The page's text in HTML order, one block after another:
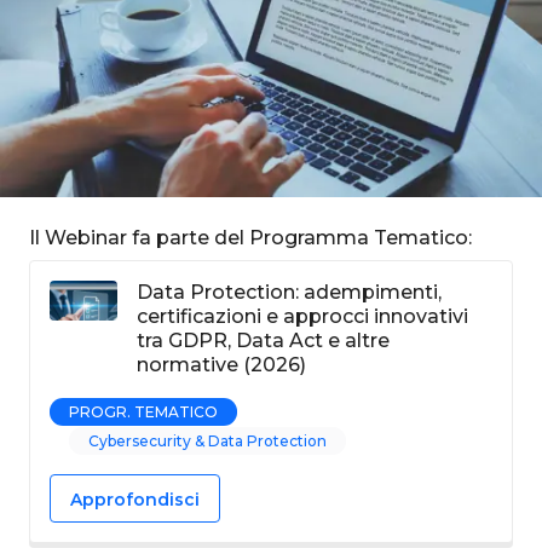
Il Webinar fa parte del Programma Tematico:
Data Protection: adempimenti,
certificazioni e approcci innovativi
tra GDPR, Data Act e altre
normative (2026)
PROGR. TEMATICO
Cybersecurity & Data Protection
Approfondisci